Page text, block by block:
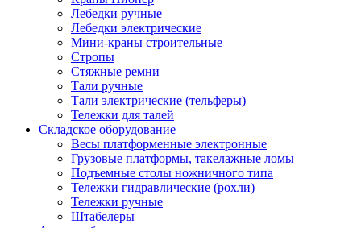
Лебедки ручные
Лебедки электрические
Мини-краны строительные
Стропы
Стяжные ремни
Тали ручные
Тали электрические (тельферы)
Тележки для талей
Складское оборудование
Весы платформенные электронные
Грузовые платформы, такелажные ломы
Подъемные столы ножничного типа
Тележки гидравлические (рохли)
Тележки ручные
Штабелеры